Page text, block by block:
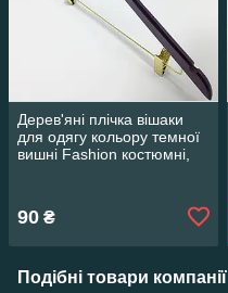
Дерев'яні плічка вішаки
для одягу кольору темної
вишні Fashion костюмні,
90 ₴
Подібні товари компанії